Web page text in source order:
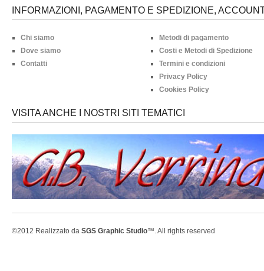
INFORMAZIONI, PAGAMENTO E SPEDIZIONE,
Chi siamo
Dove siamo
Contatti
Metodi di pagamento
Costi e Metodi di Spedizione
Termini e condizioni
Privacy Policy
Cookies Policy
VISITA ANCHE I NOSTRI SITI TEMATICI
©2012 Realizzato da SGS Graphic Studio™. All rights reserved